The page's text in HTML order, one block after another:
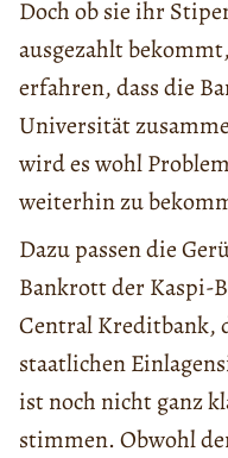
Doch ob sie ihr
ausgezahlt
erfahren, dass die
Universität
wird es wohl
weiterhin zu
Dazu passen die
Bankrott der Kaspi-
Central Kreditbank,
staatlichen
ist noch nicht ganz
stimmen. Obwohl